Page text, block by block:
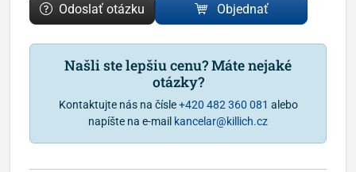
Odoslať otázku Objednať
Našli ste lepšiu cenu? Máte nejaké
otázky?
Kontaktujte nás na čísle+420 482 360 081 alebo
napíšte na e-mail kancelar@killich.cz